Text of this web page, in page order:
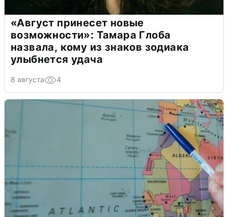
«Август принесет новые
возможности»: Тамара Глоба
назвала, кому из знаков зодиака
улыбнется удача
8 августа 4